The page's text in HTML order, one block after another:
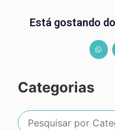
Está gostando
Categorias